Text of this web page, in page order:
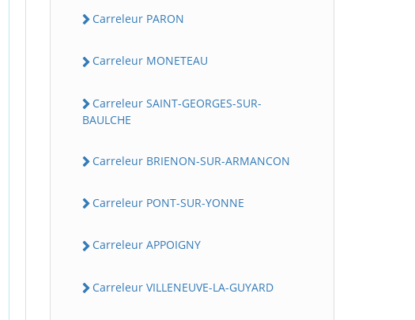
Carreleur PARON
Carreleur MONETEAU
Carreleur SAINT-GEORGES-SUR-
BAULCHE
Carreleur BRIENON-SUR-ARMANCON
Carreleur PONT-SUR-YONNE
Carreleur APPOIGNY
Carreleur VILLENEUVE-LA-GUYARD